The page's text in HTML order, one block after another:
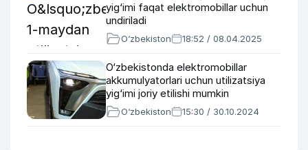
yig‘imi faqat elektromobillar uchun
undiriladi
O‘zbekiston 18:52 / 08.04.2025
O‘zbekistonda elektromobillar
akkumulyatorlari uchun utilizatsiya
yig‘imi joriy etilishi mumkin
O‘zbekiston 15:30 / 30.10.2024